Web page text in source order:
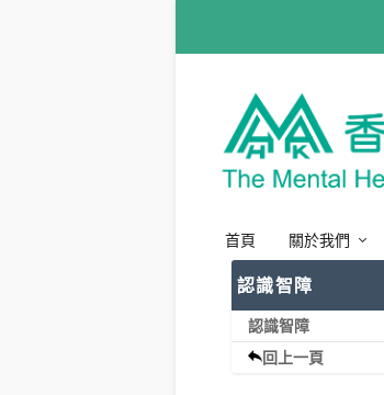
首頁 關於我們
認識智障
認識智障
回上一頁